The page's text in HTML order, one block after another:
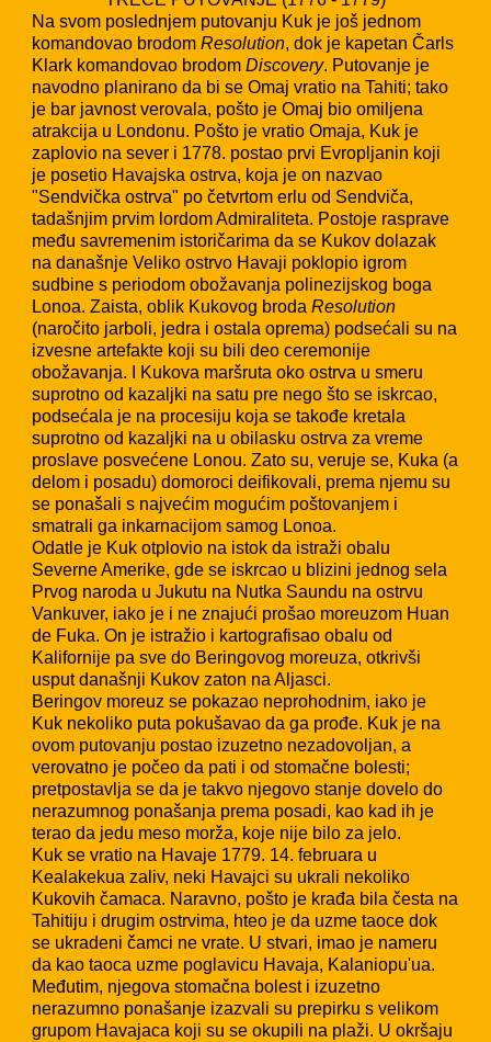
Na svom poslednjem putovanju Kuk je još jednom
komandovao brodomResolution, dok je kapetan Čarls
Klark komandovao brodomDiscovery. Putovanje je
navodno planirano da bi se Omaj vratio na Tahiti; tako
je bar javnost verovala, pošto je Omaj bio omiljena
atrakcija u Londonu. Pošto je vratio Omaja, Kuk je
zaplovio na sever i 1778. postao prvi Evropljanin koji
je posetio Havajska ostrva, koja je on nazvao
"Sendvička ostrva" po četvrtom erlu od Sendviča,
tadašnjim prvim lordom Admiraliteta. Postoje rasprave
među savremenim istoričarima da se Kukov dolazak
na današnje Veliko ostrvo Havaji poklopio igrom
sudbine s periodom obožavanja polinezijskog boga
Lonoa. Zaista, oblik Kukovog brodaResolution
(naročito jarboli, jedra i ostala oprema) podsećali su na
izvesne artefakte koji su bili deo ceremonije
obožavanja. I Kukova maršruta oko ostrva u smeru
suprotno od kazaljki na satu pre nego što se iskrcao,
podsećala je na procesiju koja se takođe kretala
suprotno od kazaljki na u obilasku ostrva za vreme
proslave posvećene Lonou. Zato su, veruje se, Kuka (a
delom i posadu) domoroci deifikovali, prema njemu su
se ponašali s najvećim mogućim poštovanjem i
smatrali ga inkarnacijom samog Lonoa.
Odatle je Kuk otplovio na istok da istraži obalu
Severne Amerike, gde se iskrcao u blizini jednog sela
Prvog naroda u Jukutu na Nutka Saundu na ostrvu
Vankuver, iako je i ne znajući prošao moreuzom Huan
de Fuka. On je istražio i kartografisao obalu od
Kalifornije pa sve do Beringovog moreuza, otkrivši
usput današnji Kukov zaton na Aljasci.
Beringov moreuz se pokazao neprohodnim, iako je
Kuk nekoliko puta pokušavao da ga prođe. Kuk je na
ovom putovanju postao izuzetno nezadovoljan, a
verovatno je počeo da pati i od stomačne bolesti;
pretpostavlja se da je takvo njegovo stanje dovelo do
nerazumnog ponašanja prema posadi, kao kad ih je
terao da jedu meso morža, koje nije bilo za jelo.
Kuk se vratio na Havaje 1779. 14. februara u
Kealakekua zaliv, neki Havajci su ukrali nekoliko
Kukovih čamaca. Naravno, pošto je krađa bila česta na
Tahitiju i drugim ostrvima, hteo je da uzme taoce dok
se ukradeni čamci ne vrate. U stvari, imao je nameru
da kao taoca uzme poglavicu Havaja, Kalaniopu'ua.
Međutim, njegova stomačna bolest i izuzetno
nerazumno ponašanje izazvali su prepirku s velikom
grupom Havajaca koji su se okupili na plaži. U okršaju